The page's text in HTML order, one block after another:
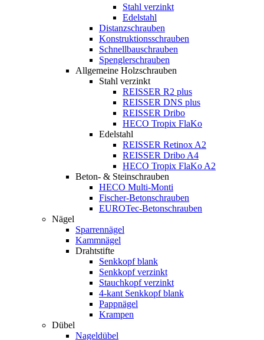
Stahl verzinkt
Edelstahl
Distanzschrauben
Konstruktionsschrauben
Schnellbauschrauben
Spenglerschrauben
Allgemeine Holzschrauben
Stahl verzinkt
REISSER R2 plus
REISSER DNS plus
REISSER Dribo
HECO Tropix FlaKo
Edelstahl
REISSER Retinox A2
REISSER Dribo A4
HECO Tropix FlaKo A2
Beton- & Steinschrauben
HECO Multi-Monti
Fischer-Betonschrauben
EUROTec-Betonschrauben
Nägel
Sparrennägel
Kammnägel
Drahtstifte
Senkkopf blank
Senkkopf verzinkt
Stauchkopf verzinkt
4-kant Senkkopf blank
Pappnägel
Krampen
Dübel
Nageldübel